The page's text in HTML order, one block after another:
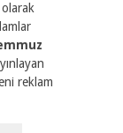
reklam